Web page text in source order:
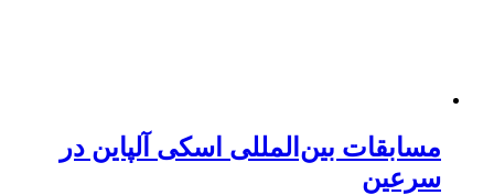
مسابقات بین‌المللی اسکی آلپاین در
سرعین